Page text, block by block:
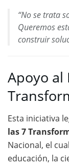
“No se trata
Queremos
construir
Apoyo al
Esta iniciativa
las 7
Nacional, el
educación, la